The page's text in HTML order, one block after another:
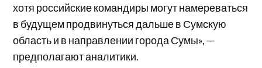
хотя российские командиры могут намереваться
в будущем продвинуться дальше в Сумскую
область и в направлении города Сумы», —
предполагают аналитики.